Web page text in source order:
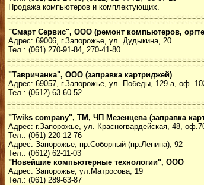
Продажа компьютеров и комплектующих.
"Смарт Сервис", ООО (ремонт компьютеров,
Адрес: 69006, г.Запорожье, ул. Дудыкина, 20
Тел.: (061) 270-91-84, 270-41-80
"Тавричанка", ООО (заправка картриджей)
Адрес: 69057, г.Запорожье, ул. Победы, 129-а, оф.
Тел.: (0612) 63-60-52
"Twiks company", ТМ, ЧП Мезенцева (заправка
Адрес: г.Запорожье, ул. Красногвардейская, 48,
Тел.: (061) 220-12-76
Адрес: Запорожье, пр.Соборный (пр.Ленина), 92
Тел.: (0612) 62-11-03
"Новейшие компьютерные технологии", ООО
Адрес: Запорожье, ул.Матросова, 19
Тел.: (061) 289-63-87